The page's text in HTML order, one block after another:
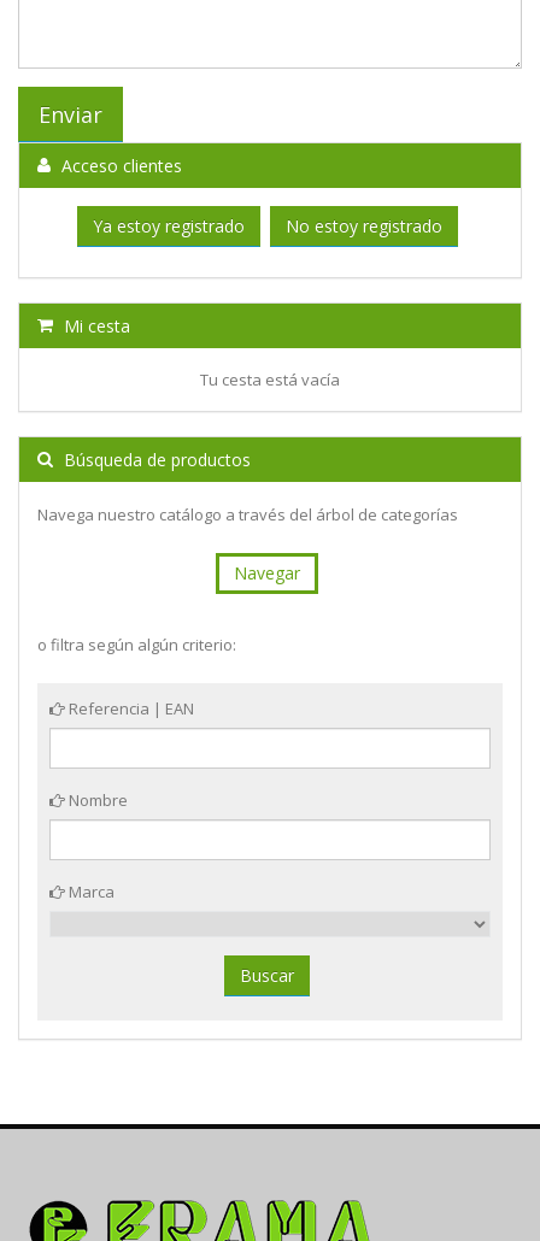
Acceso clientes
Ya estoy registrado No estoy registrado
Mi cesta
Tu cesta está vacía
Búsqueda de productos
Navega nuestro catálogo a través del árbol de categorías
Navegar
o filtra según algún criterio:
Referencia | EAN
Nombre
Marca